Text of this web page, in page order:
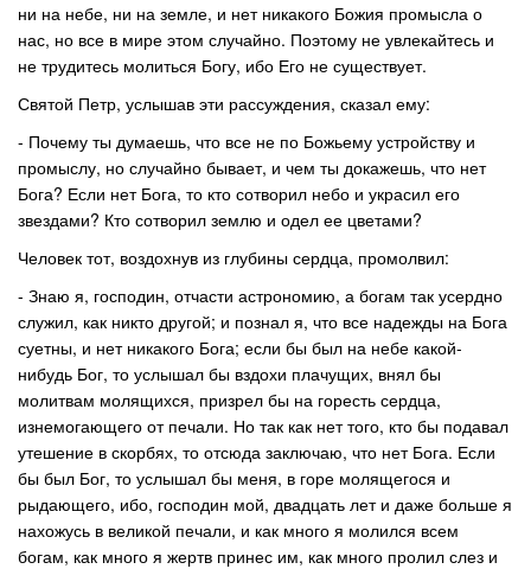
ни на небе, ни на земле, и нет никакого Божия промысла о
нас, но все в мире этом случайно. Поэтому не увлекайтесь и
не трудитесь молиться Богу, ибо Его не существует.
Святой Петр, услышав эти рассуждения, сказал ему:
- Почему ты думаешь, что все не по Божьему устройству и
промыслу, но случайно бывает, и чем ты докажешь, что нет
Бога? Если нет Бога, то кто сотворил небо и украсил его
звездами? Кто сотворил землю и одел ее цветами?
Человек тот, воздохнув из глубины сердца, промолвил:
- Знаю я, господин, отчасти астрономию, а богам так усердно
служил, как никто другой; и познал я, что все надежды на Бога
суетны, и нет никакого Бога; если бы был на небе какой-
нибудь Бог, то услышал бы вздохи плачущих, внял бы
молитвам молящихся, призрел бы на горесть сердца,
изнемогающего от печали. Но так как нет того, кто бы подавал
утешение в скорбях, то отсюда заключаю, что нет Бога. Если
бы был Бог, то услышал бы меня, в горе молящегося и
рыдающего, ибо, господин мой, двадцать лет и даже больше я
нахожусь в великой печали, и как много я молился всем
богам, как много я жертв принес им, как много пролил слез и